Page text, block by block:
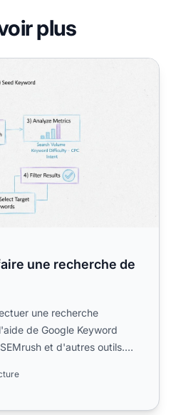
plus
recherche de mots-clésxa0?
une recherche de
une recherche
de Google Keyword
et d'autres outils.